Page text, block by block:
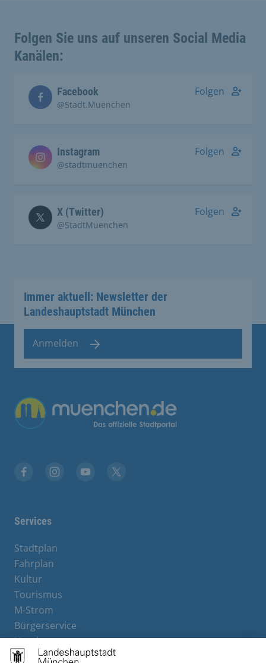
Folgen Sie uns auf unseren Social Media
Kanälen:
Facebook
@Stadt.Muenchen
Folgen
Instagram
@stadtmuenchen
Folgen
X (Twitter)
@StadtMuenchen
Folgen
Immer aktuell: Newsletter der
Landeshauptstadt München
Anmelden
Services
Stadtplan
Fahrplan
Kultur
Tourismus
M-Strom
Bürgerservice
Hotels